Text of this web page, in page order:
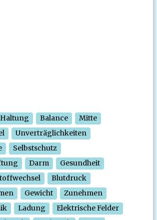
Haltung Balance
Mitte
Unverträglichkeiten
Selbstschutz
Darm
Gesundheit
Blutdruck
Gewicht
Zunehmen
Ladung
Elektrische Felder